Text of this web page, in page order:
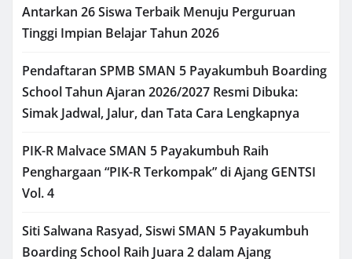
Antarkan 26 Siswa Terbaik Menuju Perguruan
Tinggi Impian Belajar Tahun 2026
Pendaftaran SPMB SMAN 5 Payakumbuh Boarding
School Tahun Ajaran 2026/2027 Resmi Dibuka:
Simak Jadwal, Jalur, dan Tata Cara Lengkapnya
PIK-R Malvace SMAN 5 Payakumbuh Raih
Penghargaan “PIK-R Terkompak” di Ajang GENTSI
Vol. 4
Siti Salwana Rasyad, Siswi SMAN 5 Payakumbuh
Boarding School Raih Juara 2 dalam Ajang